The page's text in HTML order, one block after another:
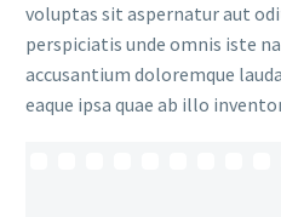
voluptas sit aspernatur aut
perspiciatis unde omnis iste
accusantium doloremque
eaque ipsa quae ab illo